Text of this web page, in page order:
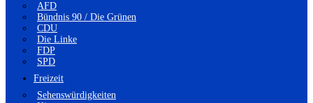
AFD
Bündnis 90 / Die Grünen
CDU
Die Linke
FDP
SPD
Freizeit
Sehenswürdigkeiten